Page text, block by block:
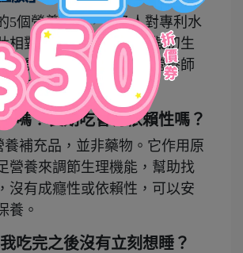
5個營養素中，很多人對專利水
相對陌生。因為他是模擬初生
研發出的新營養成分，營養師
問到的三個問題：
嗎？長期吃會有依賴性嗎？
養補充品，並非藥物。它作用原
營養來調節生理機能，幫助找
沒有成癮性或依賴性，可以安
養。
吃完之後沒有立刻想睡？